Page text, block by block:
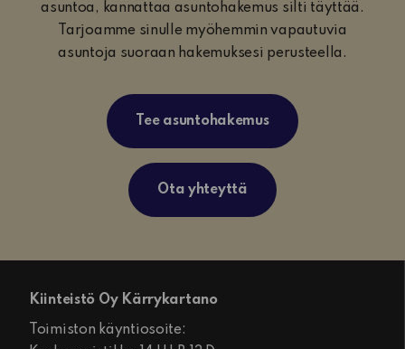
asuntoa, kannattaa asuntohakemus silti täyttää.
Tarjoamme sinulle myöhemmin vapautuvia
asuntoja suoraan hakemuksesi perusteella.
Tee asuntohakemus
Ota yhteyttä
Kiinteistö Oy Kärrykartano
Toimiston käyntiosoite: